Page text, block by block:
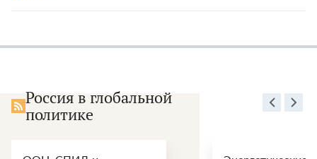
Россия в глобальной
политике